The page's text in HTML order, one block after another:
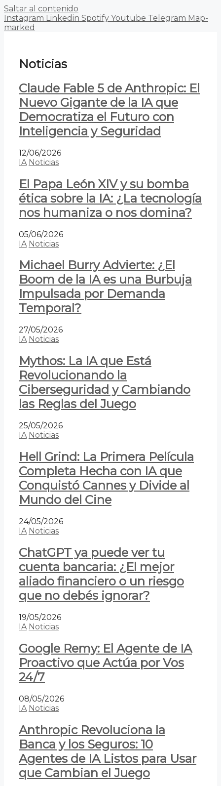
Saltar al contenido
Instagram Linkedin Spotify Youtube Telegram Map-
marked
Noticias
Claude Fable 5 de Anthropic: El
Nuevo Gigante de la IA que
Democratiza el Futuro con
Inteligencia y Seguridad
12/06/2026
IA Noticias
El Papa León XIV y su bomba
ética sobre la IA: ¿La tecnología
nos humaniza o nos domina?
05/06/2026
IA Noticias
Michael Burry Advierte: ¿El
Boom de la IA es una Burbuja
Impulsada por Demanda
Temporal?
27/05/2026
IA Noticias
Mythos: La IA que Está
Revolucionando la
Ciberseguridad y Cambiando
las Reglas del Juego
25/05/2026
IA Noticias
Hell Grind: La Primera Película
Completa Hecha con IA que
Conquistó Cannes y Divide al
Mundo del Cine
24/05/2026
IA Noticias
ChatGPT ya puede ver tu
cuenta bancaria: ¿El mejor
aliado financiero o un riesgo
que no debés ignorar?
19/05/2026
IA Noticias
Google Remy: El Agente de IA
Proactivo que Actúa por Vos
24/7
08/05/2026
IA Noticias
Anthropic Revoluciona la
Banca y los Seguros: 10
Agentes de IA Listos para Usar
que Cambian el Juego